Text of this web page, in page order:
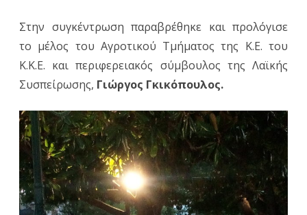
Τάτση
Στην συγκέντρωση παραβρέθηκε και προλόγισε
το μέλος του Αγροτικού Τμήματος της Κ.Ε. του
Κ.Κ.Ε. και περιφερειακός σύμβουλος της Λαϊκής
Συσπείρωσης, Γιώργος Γκικόπουλος.